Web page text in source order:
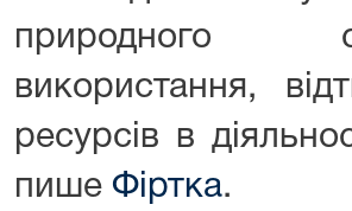
природного
використання,
ресурсів в
пише Фіртка.